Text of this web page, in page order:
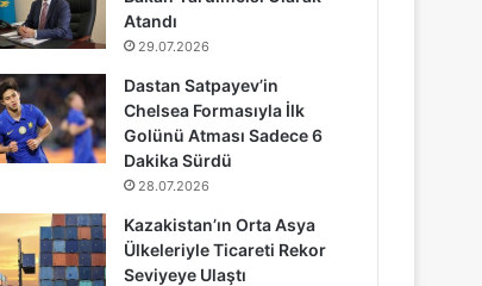
Atandı
29.07.2026
Dastan Satpayev’in
Chelsea Formasıyla İlk
Golünü Atması Sadece 6
Dakika Sürdü
28.07.2026
Kazakistan’ın Orta Asya
Ülkeleriyle Ticareti Rekor
Seviyeye Ulaştı